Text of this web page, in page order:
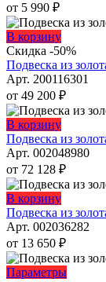
товара.
можно
на
от 5 990 ₽
В корзинуЭтот
товар
имеет
Опции
можно
выбрать
на
странице
товара.
Скидка -50%
Подвеска из
Арт. 200116301
от 49 200 ₽
В корзинуЭтот
товар
имеет
Опции
можно
выбрать
на
странице
товара.
Подвеска из
Арт. 002048980
от 72 128 ₽
В корзинуЭтот
товар
имеет
Опции
Подвеска из
Арт. 002036282
от 13 650 ₽
ПараметрыЭтот